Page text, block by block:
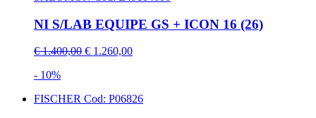
NI S/LAB EQUIPE GS + ICON 16 (26)
€ 1.400,00 € 1.260,00
- 10%
FISCHER Cod: P06826